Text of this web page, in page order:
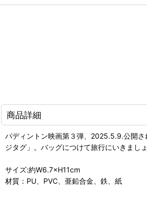
商品詳細
パディントン映画第３弾、2025.5.9.公開
ジタグ」。バッグにつけて旅行にいきましょ
サイズ:約W6.7×H11cm
材質：PU、PVC、亜鉛合金、鉄、紙